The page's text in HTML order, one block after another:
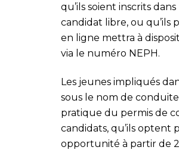
qu’ils soient inscrits
candidat libre, ou qu’ils
en ligne mettra à
via le numéro NEPH.
Les jeunes impliqués
sous le nom de
pratique du permis de
candidats, qu’ils
opportunité à partir de